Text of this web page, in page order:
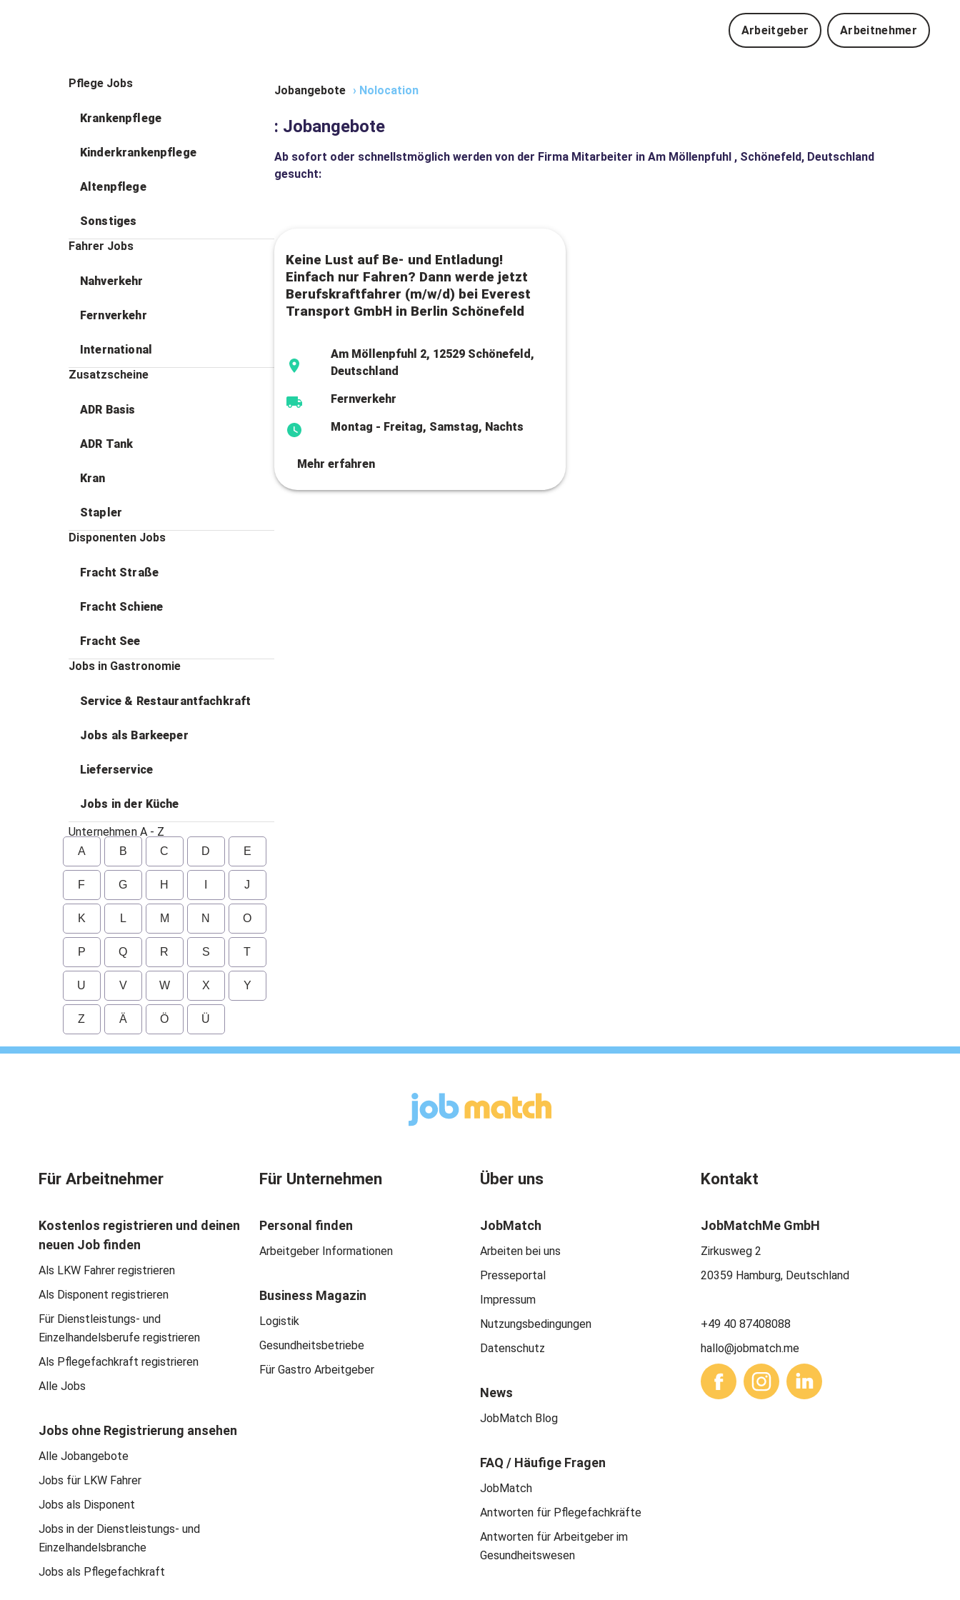
Arbeitgeber Arbeitnehmer
Pflege Jobs
Krankenpflege
Kinderkrankenpflege
Altenpflege
Sonstiges
Fahrer Jobs
Nahverkehr
Fernverkehr
International
Zusatzscheine
ADR Basis
ADR Tank
Kran
Stapler
Disponenten Jobs
Fracht Straße
Fracht Schiene
Fracht See
Jobs in Gastronomie
Service & Restaurantfachkraft
Jobs als Barkeeper
Lieferservice
Jobs in der Küche
Unternehmen A - Z
A B C D E
F G H J
K L M N O
P Q R S T
U V W X Y
Z Ä Ö Ü
Jobangebote › Nolocation
: Jobangebote
Ab sofort oder schnellstmöglich werden von der Firma Mitarbeiter in Am Möllenpfuhl , Schönefeld, Deutschland
gesucht:
Keine Lust auf Be- und Entladung!
Einfach nur Fahren? Dann werde jetzt
Berufskraftfahrer (m/w/d) bei Everest
Transport GmbH in Berlin Schönefeld
Am Möllenpfuhl 2, 12529 Schönefeld,
Deutschland
Fernverkehr
Montag - Freitag, Samstag, Nachts
Mehr erfahren
Für Arbeitnehmer
Kostenlos registrieren und deinen
neuen Job finden
Als LKW Fahrer registrieren
Als Disponent registrieren
Für Dienstleistungs- und
Einzelhandelsberufe registrieren
Als Pflegefachkraft registrieren
Alle Jobs
Jobs ohne Registrierung ansehen
Alle Jobangebote
Jobs für LKW Fahrer
Jobs als Disponent
Jobs in der Dienstleistungs- und
Einzelhandelsbranche
Jobs als Pflegefachkraft
Für Unternehmen
Personal finden
Arbeitgeber Informationen
Business Magazin
Logistik
Gesundheitsbetriebe
Für Gastro Arbeitgeber
Über uns
JobMatch
Arbeiten bei uns
Presseportal
Impressum
Nutzungsbedingungen
Datenschutz
News
JobMatch Blog
FAQ / Häufige Fragen
JobMatch
Antworten für Pflegefachkräfte
Antworten für Arbeitgeber im
Gesundheitswesen
Kontakt
JobMatchMe GmbH
Zirkusweg 2
20359 Hamburg, Deutschland
+49 40 87408088
hallo@jobmatch.me